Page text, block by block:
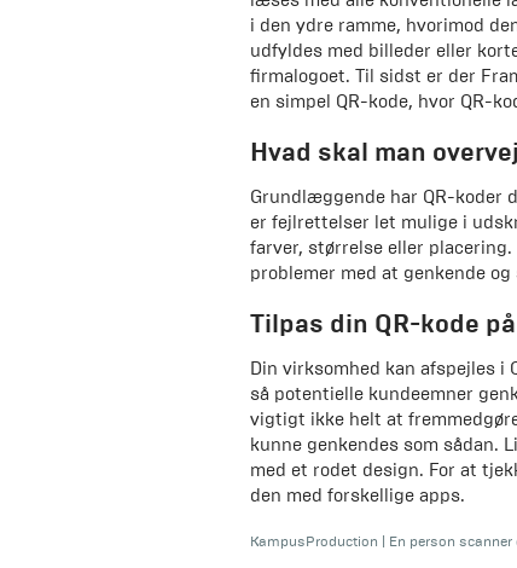
i den ydre ramme, hvorimod
udfyldes med billeder eller
firmalogoet. Til sidst er der
en simpel QR-kode, hvor QR-
Hvad skal man
Grundlæggende har QR-koder
er fejlrettelser let mulige i
farver, størrelse eller
problemer med at genkende og
Tilpas din QR-kode
Din virksomhed kan afspejles i
så potentielle kundeemner
vigtigt ikke helt at
kunne genkendes som sådan.
med et rodet design. For at
den med forskellige apps.
KampusProduction | En person scanner